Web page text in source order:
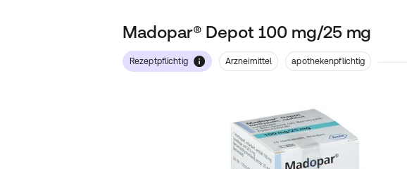
Madopar® Depot 100 mg/25 mg
Rezeptpflichtig Arzneimittel apothekenpflichtig